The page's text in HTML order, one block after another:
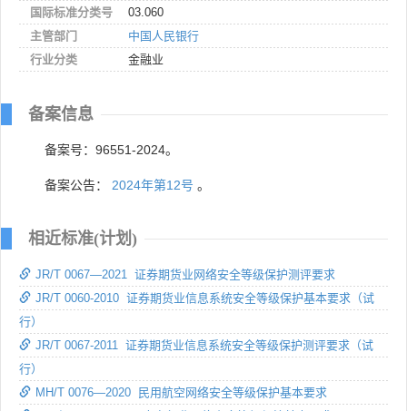
国际标准分类号
03.060
主管部门
中国人民银行
行业分类
金融业
备案信息
备案号：96551-2024。
备案公告： 2024年第12号 。
相近标准(计划)
JR/T 0067—2021 证券期货业网络安全等级保护测评要求
JR/T 0060-2010 证券期货业信息系统安全等级保护基本要求（试
行）
JR/T 0067-2011 证券期货业信息系统安全等级保护测评要求（试
行）
MH/T 0076—2020 民用航空网络安全等级保护基本要求